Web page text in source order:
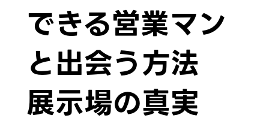
できる営業マン
と出会う方法
展示場の真実